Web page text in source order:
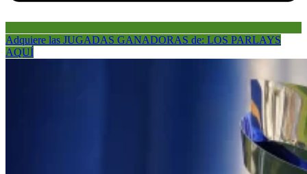
Adquiere las JUGADAS GANADORAS de: LOS PARLAYS
AQUÍ